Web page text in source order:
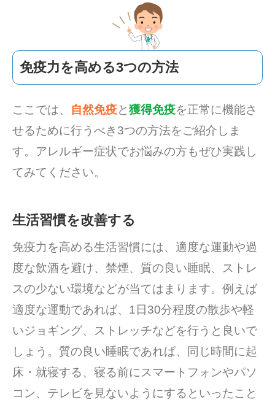
免疫力を高める3つの方法
ここでは、 自然免疫と獲得免疫を正常に機能さ
せるために行うべき3つの方法をご紹介しま
す。アレルギー症状でお悩みの方もぜひ実践し
てみてください。
生活習慣を改善する
免疫力を高める生活習慣には、適度な運動や過
度な飲酒を避け、禁煙、質の良い睡眠、ストレ
スの少ない環境などが当てはまります。例えば
適度な運動であれば、1日30分程度の散歩や軽
いジョギング、ストレッチなどを行うと良いで
しょう。質の良い睡眠であれば、同じ時間に起
床・就寝する、寝る前にスマートフォンやパソ
コン、テレビを見ないようにするといったこと